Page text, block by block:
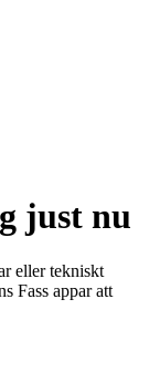
just nu
eller tekniskt
Fass appar att